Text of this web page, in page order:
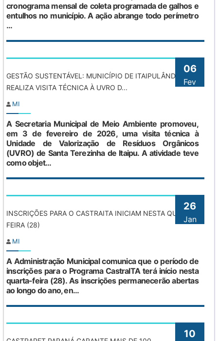
cronograma mensal de coleta programada de galhos e
entulhos no município. A ação abrange todo perímetro
...
06
Fev
GESTÃO SUSTENTÁVEL: MUNICÍPIO DE ITAIPULÂNDIA
REALIZA VISITA TÉCNICA À UVRO D...
MI
A Secretaria Municipal de Meio Ambiente promoveu,
em 3 de fevereiro de 2026, uma visita técnica à
Unidade de Valorização de Resíduos Orgânicos
(UVRO) de Santa Terezinha de Itaipu. A atividade teve
como objet...
26
Jan
INSCRIÇÕES PARA O CASTRAITA INICIAM NESTA QUARTA-
FEIRA (28)
MI
A Administração Municipal comunica que o período de
inscrições para o Programa CastraITA terá início nesta
quarta-feira (28). As inscrições permanecerão abertas
ao longo do ano, en...
10